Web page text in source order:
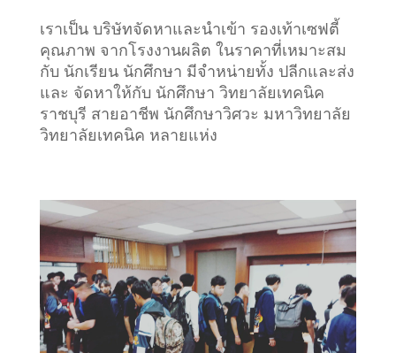
เราเป็น บริษัทจัดหาและนำเข้า รองเท้าเซฟตี้
คุณภาพ จากโรงงานผลิต ในราคาที่เหมาะสม
กับ นักเรียน นักศึกษา มีจำหน่ายทั้ง ปลีกและส่ง
และ จัดหาให้กับ นักศึกษา วิทยาลัยเทคนิค
ราชบุรี สายอาชีพ นักศึกษาวิศวะ มหาวิทยาลัย
วิทยาลัยเทคนิค หลายแห่ง